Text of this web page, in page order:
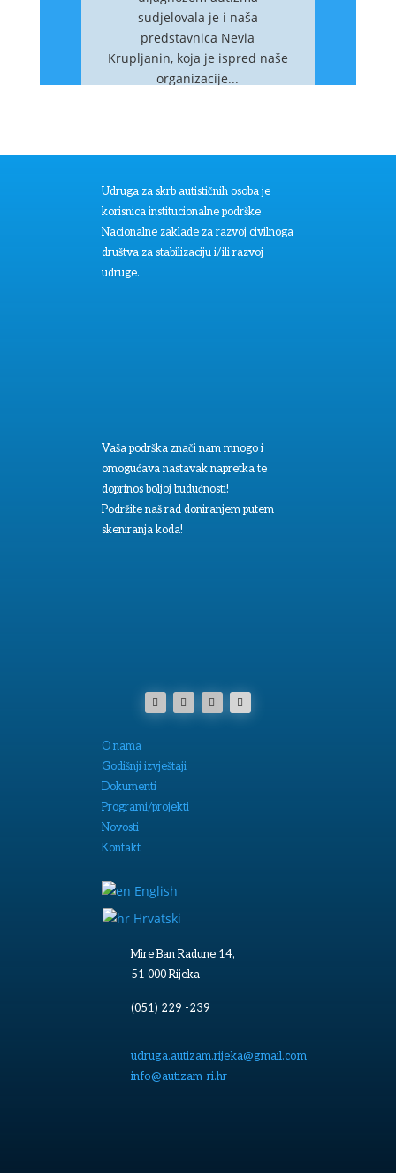
sudjelovala je i naša
predstavnica Nevia
Krupljanin, koja je ispred naše
organizacije...
Udruga za skrb autističnih osoba je
korisnica institucionalne podrške
Nacionalne zaklade za razvoj civilnoga
društva za stabilizaciju i/ili razvoj
udruge.
Vaša podrška znači nam mnogo i
omogućava nastavak napretka te
doprinos boljoj budućnosti!
Podržite naš rad doniranjem putem
skeniranja koda!
O nama
Godišnji izvještaji
Dokumenti
Programi/projekti
Novosti
Kontakt
English
Hrvatski
Mire Ban Radune 14,
51 000 Rijeka
(051) 229 -239
udruga.autizam.rijeka@gmail.com
info@autizam-ri.hr